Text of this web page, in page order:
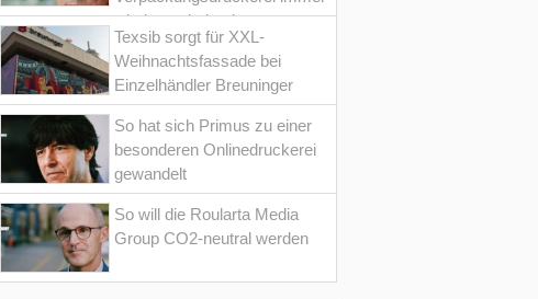
wieder optimiert hat
Texsib sorgt für XXL-
Weihnachtsfassade bei
Einzelhändler Breuninger
So hat sich Primus zu einer
besonderen Onlinedruckerei
gewandelt
So will die Roularta Media
Group CO2-neutral werden